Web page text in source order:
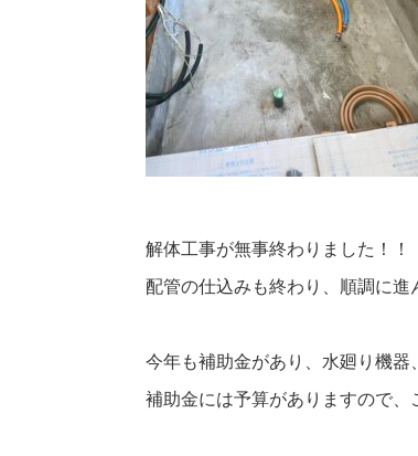
解体工事が無事終わりました！！
配管の仕込みも終わり、順調に進
今年も補助金があり、水廻り機器
補助金には予算がありますので、